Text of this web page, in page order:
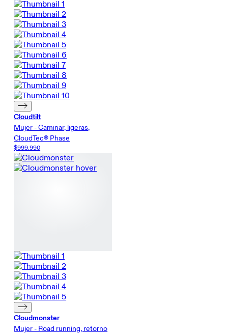
Cloudtilt
Mujer - Caminar, ligeras,
CloudTec® Phase
$999.990
Cloudmonster
Mujer - Road running, retorno